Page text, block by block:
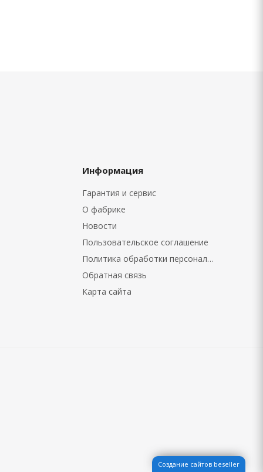
Информация
Гарантия и сервис
О фабрике
Новости
Пользовательское соглашение
Политика обработки персональных данных
Обратная связь
Карта сайта
Создание сайтов beseller